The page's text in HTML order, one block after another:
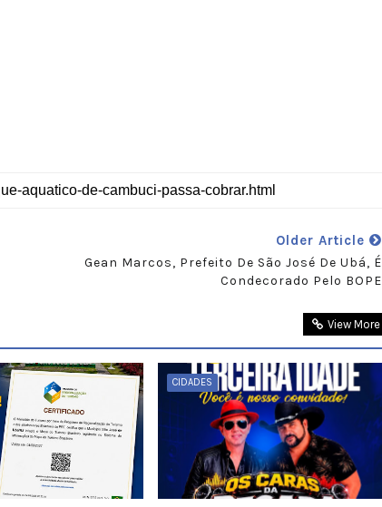
Older Article
Gean Marcos, Prefeito De São José De Ubá, É
Condecorado Pelo BOPE
View More
CIDADES